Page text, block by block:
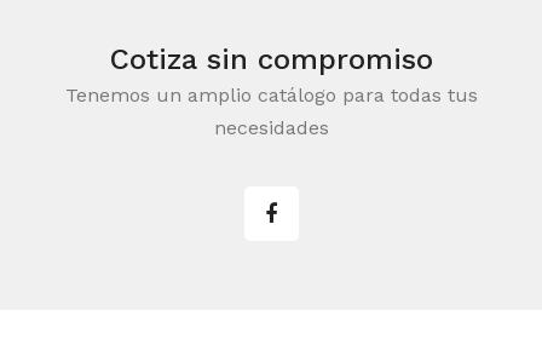
Cotiza sin compromiso
Tenemos un amplio catálogo para todas tus
necesidades